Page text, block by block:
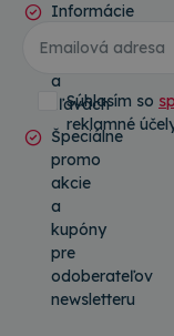
Informácie
novinkách
a
zľavách
Špeciálne
promo
akcie
a
kupóny
pre
odoberateľov
newsletteru
Súhlasím so
reklamné